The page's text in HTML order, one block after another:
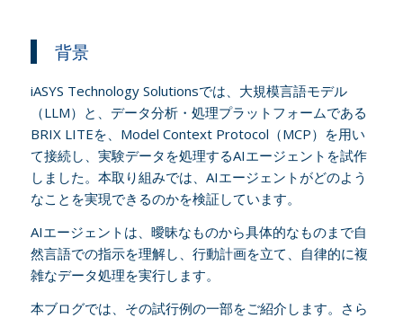
背景
iASYS Technology Solutionsでは、大規模言語モデル
（LLM）と、データ分析・処理プラットフォームである
BRIX LITEを、Model Context Protocol（MCP）を用い
て接続し、実験データを処理するAIエージェントを試作
しました。本取り組みでは、AIエージェントがどのよう
なことを実現できるのかを検証しています。
AIエージェントは、曖昧なものから具体的なものまで自
然言語での指示を理解し、行動計画を立て、自律的に複
雑なデータ処理を実行します。
本ブログでは、その試行例の一部をご紹介します。さら